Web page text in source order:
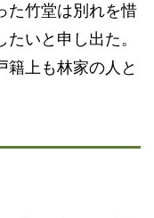
た竹堂は別れを惜
いと申し出た。
籍上も林家の人と